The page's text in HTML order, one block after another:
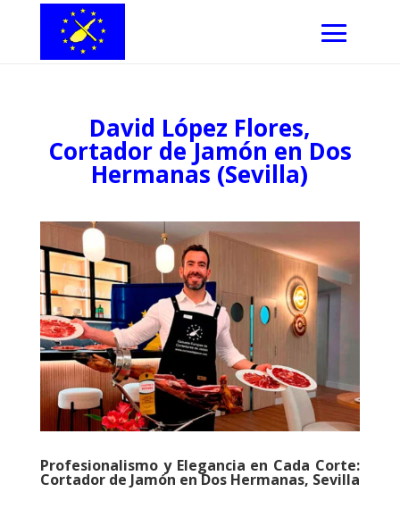
David López Flores,
Cortador de Jamón en Dos
Hermanas (Sevilla)
Profesionalismo y Elegancia en Cada Corte:
Cortador de Jamón en Dos Hermanas, Sevilla